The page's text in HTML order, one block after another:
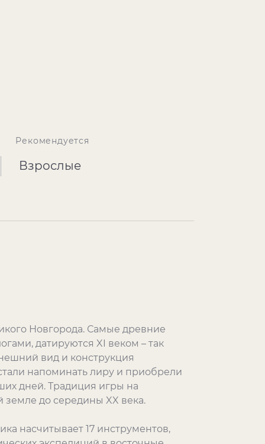
Рекомендуется
Взрослые
Новгорода. Самые древние
датируются XI веком – так
вид и конструкция
напоминать лиру и приобрели
дней. Традиция игры на
земле до середины XX века.
насчитывает 17 инструментов,